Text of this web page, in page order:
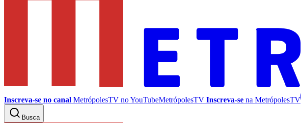
Inscreva-se no canal MetrópolesTV noYouTubeMetrópolesTV Inscreva-se na MetrópolesTV
Busca